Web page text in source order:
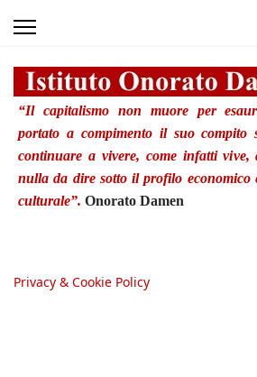
“Il capitalismo non muore per
portato a compimento il suo compito
continuare a vivere, come infatti
nulla da dire sotto il profilo economico
culturale”. Onorato Damen
Privacy & Cookie Policy